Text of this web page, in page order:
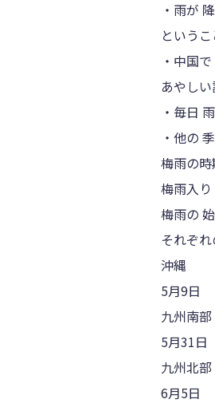
・雨が
という
・中国
あやし
・毎日
・他の
梅雨の
梅雨入り
梅雨の
それぞ
沖縄
5月9日
九州南部
5月31日
九州北
6月5日